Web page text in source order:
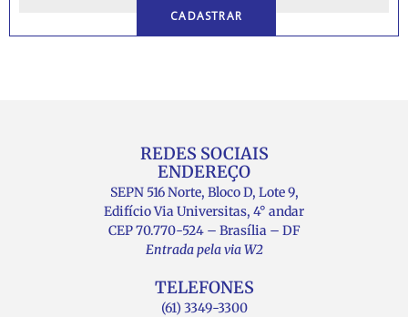
REDES SOCIAIS
ENDEREÇO
SEPN 516 Norte, Bloco D, Lote 9,
Edifício Via Universitas, 4° andar
CEP 70.770-524 – Brasília – DF
Entrada pela via W2
TELEFONES
(61) 3349-3300